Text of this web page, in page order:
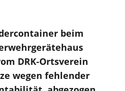
beim
DRK-Ortsverein
wegen fehlender